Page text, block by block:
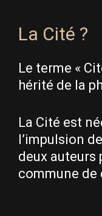
La Cité ?
Le terme «
hérité de la
La Cité est
l’impulsion
deux auteurs
commune de